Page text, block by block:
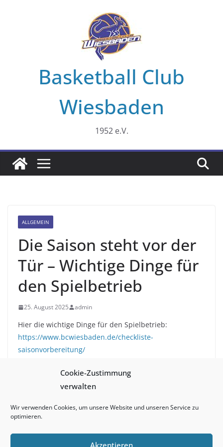
Cookie-Zustimmung
verwalten
Wir verwenden Cookies, um unsere Website und unseren Service zu
optimieren.
Akzeptieren
Basketball Club
Wiesbaden
1952 e.V.
ALLGEMEIN
Die Saison steht vor der
Tür – Wichtige Dinge für
den Spielbetrieb
25. August 2025 admin
Hier die wichtige Dinge für den Spielbetrieb:
https://www.bcwiesbaden.de/checkliste-
saisonvorbereitung/
Kampfrichterschulung digital – alle Videos sind